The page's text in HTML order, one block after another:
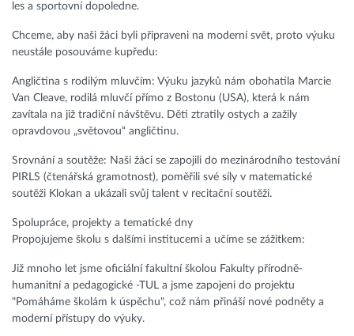
les a sportovní dopoledne.
Chceme, aby naši žáci byli připraveni na moderní svět, proto výuku
neustále posouváme kupředu:
Angličtina s rodilým mluvčím: Výuku jazyků nám obohatila Marcie
Van Cleave, rodilá mluvčí přímo z Bostonu (USA), která k nám
zavítala na již tradiční návštěvu. Děti ztratily ostych a zažily
opravdovou „světovou“ angličtinu.
Srovnání a soutěže: Naši žáci se zapojili do mezinárodního testování
PIRLS (čtenářská gramotnost), poměřili své síly v matematické
soutěži Klokan a ukázali svůj talent v recitační soutěži.
Spolupráce, projekty a tematické dny
Propojujeme školu s dalšími institucemi a učíme se zážitkem:
Již mnoho let jsme oficiální fakultní školou Fakulty přírodně-
humanitní a pedagogické -TUL a jsme zapojeni do projektu
"Pomáháme školám k úspěchu", což nám přináší nové podněty a
moderní přístupy do výuky.